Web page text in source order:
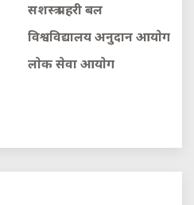
सशस्त्र प्रहरी बल
विश्वविद्यालय अनुदान आयाेग
लाेक सेवा आयाेग